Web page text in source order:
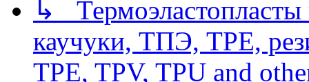
↳
каучуки, ТПЭ, TPE,
TPE, TPV, TPU and